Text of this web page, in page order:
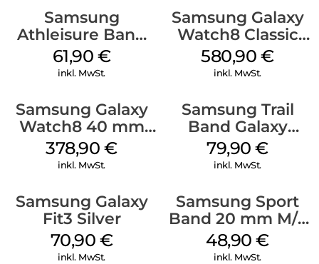
Samsung
Athleisure Band
(M/L) Galaxy
Watch8/Watch8
61,90 €
inkl. MwSt.
Samsung Galaxy
Watch8 Classic
White
580,90€
inkl. MwSt.
Samsung Galaxy
Watch8 40 mm
Graphite
378,90€
inkl. MwSt.
Samsung Trail
Band Galaxy
Watch Ultra
Orange
79,90€
inkl. MwSt.
Samsung Galaxy
Fit3 Silver
70,90 €
inkl. MwSt.
Samsung Sport
Band 20 mm M/L
Galaxy Watch
Series Silber
48,90€
inkl. MwSt.